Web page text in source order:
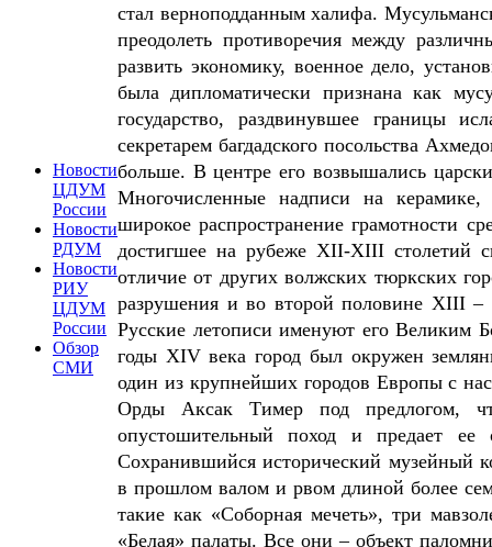
Новости
ЦДУМ
России
Новости
РДУМ
Новости
РИУ
ЦДУМ
России
Обзор
СМИ
стал верноподданным халифа.
преодолеть противоречия между
развить экономику, военное дело,
была дипломатически признана как
государство, раздвинувшее границы
секретарем багдадского посольства
больше. В центре его возвышались
Многочисленные надписи на
широкое распространение грамотности
достигшее на рубеже XII-XIII столетий
отличие от других волжских тюркских
разрушения и во второй половине XIII –
Русские летописи именуют его Великим
годы XIV века город был окружен
один из крупнейших городов Европы с
Орды Аксак Тимер под предлогом,
опустошительный поход и предает
Сохранившийся исторический музейный
в прошлом валом и рвом длиной более
такие как «Соборная мечеть», три
«Белая» палаты. Все они – объект